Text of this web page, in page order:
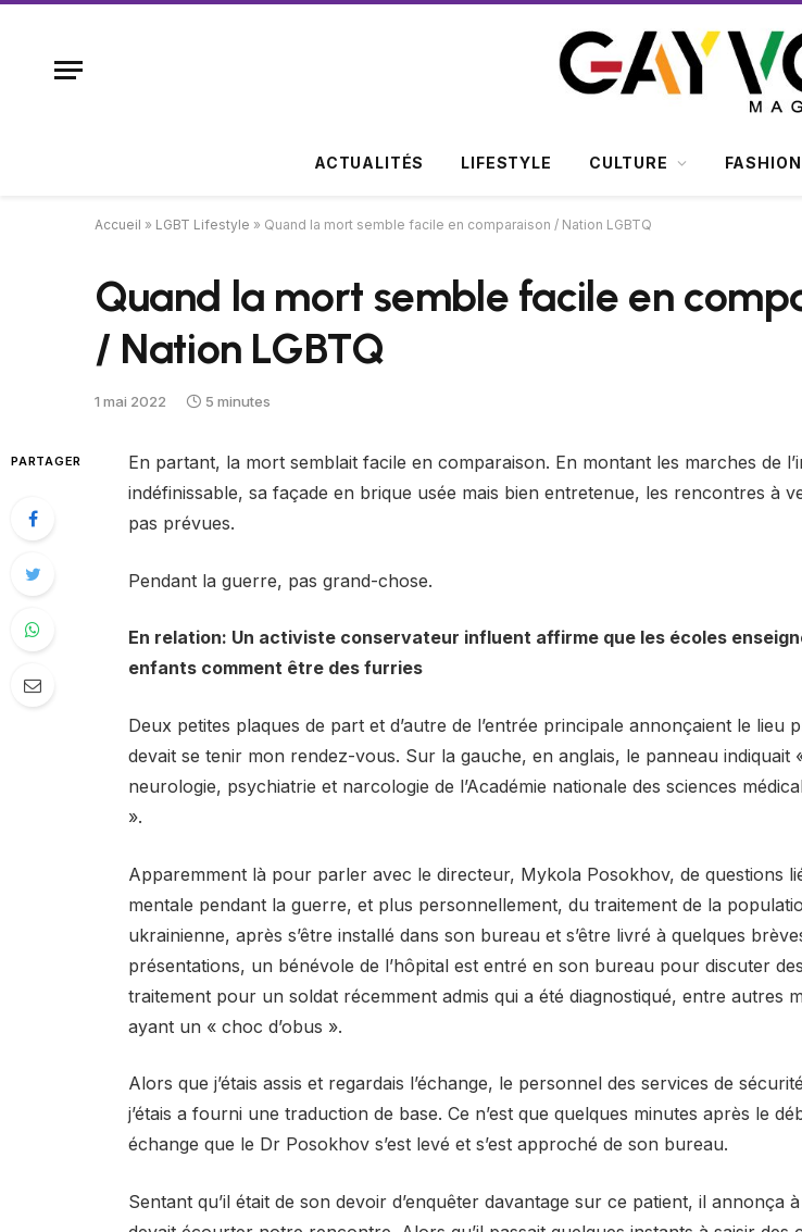
ACTUALITÉS LIFESTYLE CULTURE FASHION
Accueil » LGBT Lifestyle » Quand la mort semble facile en comparaison / Nation LGBTQ
Quand la mort semble facile en
/ Nation LGBTQ
1 mai 2022 5 minutes
PARTAGER
En partant, la mort semblait facile en comparaison. En montant les marches de
indéfinissable, sa façade en brique usée mais bien entretenue, les rencontres à
pas prévues.
Pendant la guerre, pas grand-chose.
En relation: Un activiste conservateur influent affirme que les écoles
enfants comment être des furries
Deux petites plaques de part et d’autre de l’entrée principale annonçaient le lieu
devait se tenir mon rendez-vous. Sur la gauche, en anglais, le panneau indiquait
neurologie, psychiatrie et narcologie de l’Académie nationale des sciences
».
Apparemment là pour parler avec le directeur, Mykola Posokhov, de questions
mentale pendant la guerre, et plus personnellement, du traitement de la
ukrainienne, après s’être installé dans son bureau et s’être livré à quelques
présentations, un bénévole de l’hôpital est entré en son bureau pour discuter
traitement pour un soldat récemment admis qui a été diagnostiqué, entre autres
ayant un « choc d’obus ».
Alors que j’étais assis et regardais l’échange, le personnel des services de
j’étais a fourni une traduction de base. Ce n’est que quelques minutes après le
échange que le Dr Posokhov s’est levé et s’est approché de son bureau.
Sentant qu’il était de son devoir d’enquêter davantage sur ce patient, il annonça à